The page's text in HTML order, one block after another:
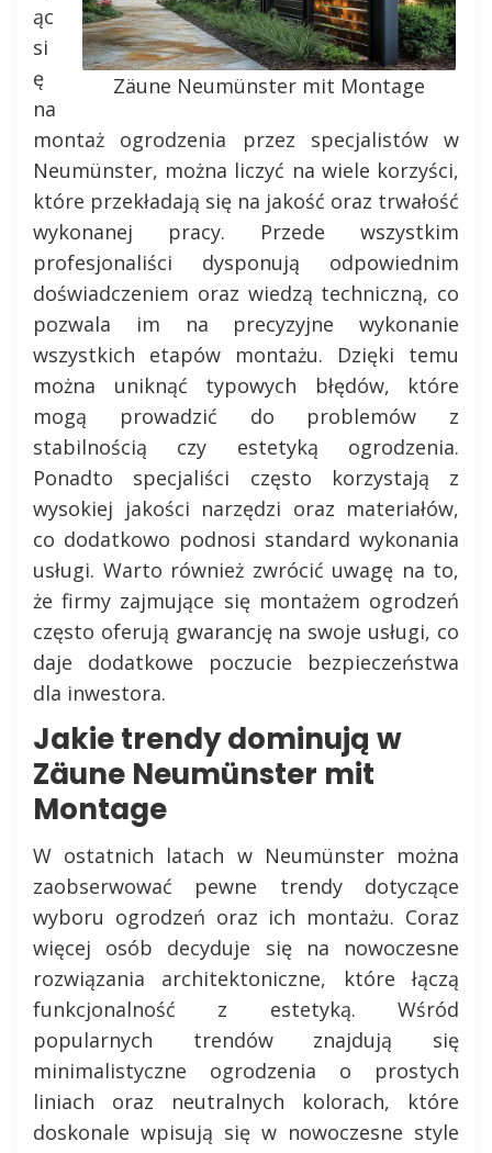
Zäune Neumünster mit Montage
ąc
si
ę
na
montaż ogrodzenia przez specjalistów w
Neumünster, można liczyć na wiele korzyści,
które przekładają się na jakość oraz trwałość
wykonanej pracy. Przede wszystkim
profesjonaliści dysponują odpowiednim
doświadczeniem oraz wiedzą techniczną, co
pozwala im na precyzyjne wykonanie
wszystkich etapów montażu. Dzięki temu
można uniknąć typowych błędów, które
mogą prowadzić do problemów z
stabilnością czy estetyką ogrodzenia.
Ponadto specjaliści często korzystają z
wysokiej jakości narzędzi oraz materiałów,
co dodatkowo podnosi standard wykonania
usługi. Warto również zwrócić uwagę na to,
że firmy zajmujące się montażem ogrodzeń
często oferują gwarancję na swoje usługi, co
daje dodatkowe poczucie bezpieczeństwa
dla inwestora.
Jakie trendy dominują w
Zäune Neumünster mit
Montage
W ostatnich latach w Neumünster można
zaobserwować pewne trendy dotyczące
wyboru ogrodzeń oraz ich montażu. Coraz
więcej osób decyduje się na nowoczesne
rozwiązania architektoniczne, które łączą
funkcjonalność z estetyką. Wśród
popularnych trendów znajdują się
minimalistyczne ogrodzenia o prostych
liniach oraz neutralnych kolorach, które
doskonale wpisują się w nowoczesne style